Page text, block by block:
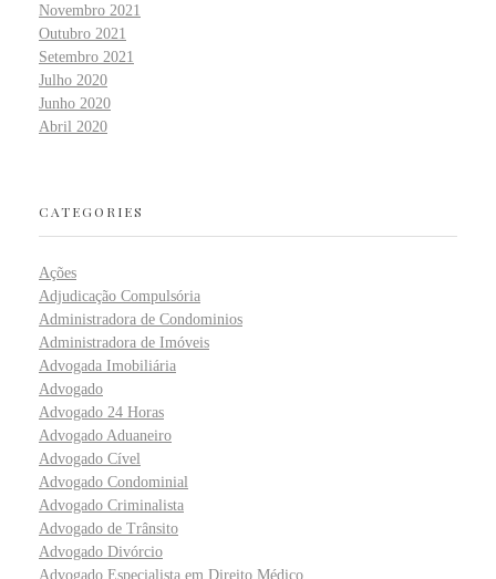
Novembro 2021
Outubro 2021
Setembro 2021
Julho 2020
Junho 2020
Abril 2020
CATEGORIES
Ações
Adjudicação Compulsória
Administradora de Condominios
Administradora de Imóveis
Advogada Imobiliária
Advogado
Advogado 24 Horas
Advogado Aduaneiro
Advogado Cível
Advogado Condominial
Advogado Criminalista
Advogado de Trânsito
Advogado Divórcio
Advogado Especialista em Direito Médico